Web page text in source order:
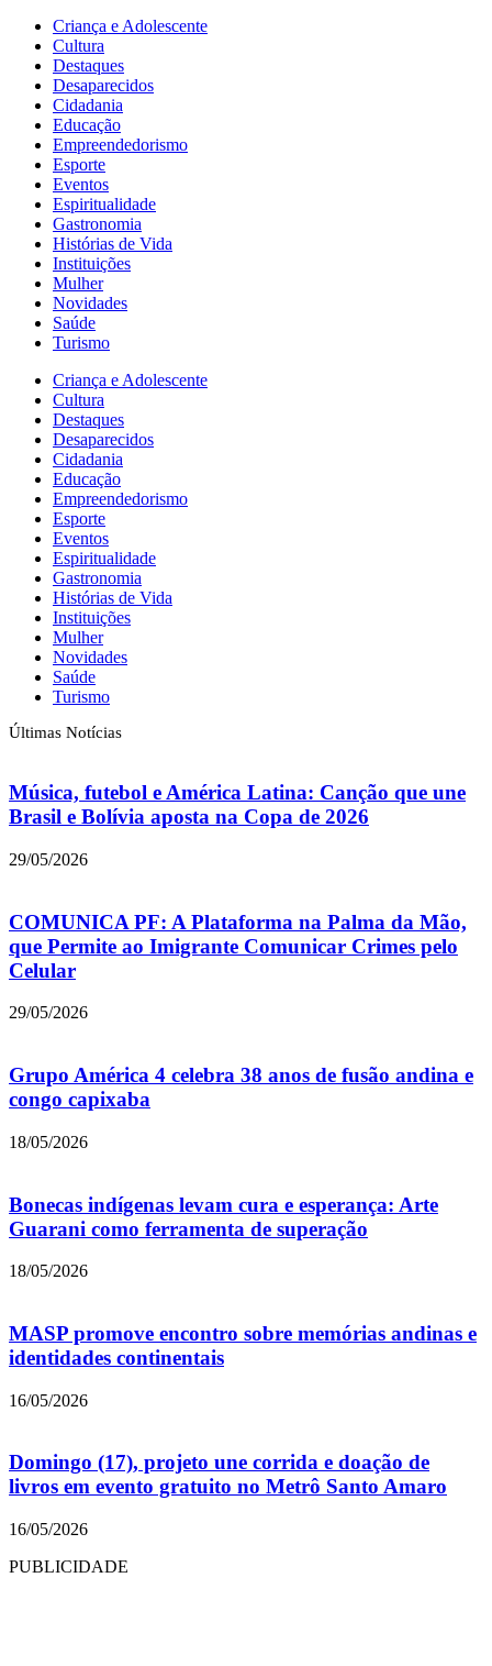
Criança e Adolescente
Cultura
Destaques
Desaparecidos
Cidadania
Educação
Empreendedorismo
Esporte
Eventos
Espiritualidade
Gastronomia
Histórias de Vida
Instituições
Mulher
Novidades
Saúde
Turismo
Criança e Adolescente
Cultura
Destaques
Desaparecidos
Cidadania
Educação
Empreendedorismo
Esporte
Eventos
Espiritualidade
Gastronomia
Histórias de Vida
Instituições
Mulher
Novidades
Saúde
Turismo
Últimas Notícias
Música, futebol e América Latina: Canção que une
Brasil e Bolívia aposta na Copa de 2026
29/05/2026
COMUNICA PF: A Plataforma na Palma da Mão,
que Permite ao Imigrante Comunicar Crimes pelo
Celular
29/05/2026
Grupo América 4 celebra 38 anos de fusão andina e
congo capixaba
18/05/2026
Bonecas indígenas levam cura e esperança: Arte
Guarani como ferramenta de superação
18/05/2026
MASP promove encontro sobre memórias andinas e
identidades continentais
16/05/2026
Domingo (17), projeto une corrida e doação de
livros em evento gratuito no Metrô Santo Amaro
16/05/2026
PUBLICIDADE